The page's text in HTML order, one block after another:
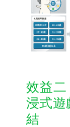
效益
浸式遊
結